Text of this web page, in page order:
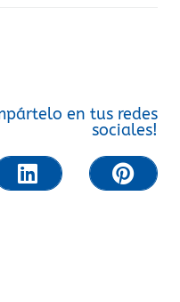
en tus redes
sociales!